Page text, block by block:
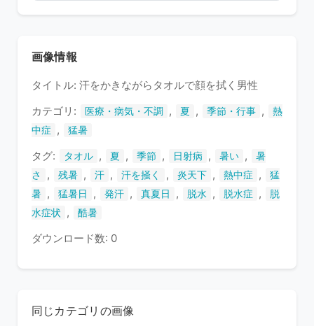
護
い
ま
画像情報
タイトル: 汗をかきながらタオルで顔を拭く男性
カテゴリ:
医療・病気・不調 , 夏 , 季節・行事 ,
熱
中症
, 猛暑
タグ: タオル , 夏 , 季節 , 日射病 , 暑い ,
暑
さ
, 残暑 , 汗 , 汗を掻く , 炎天下 , 熱中症 ,
猛
暑 , 猛暑日 , 発汗 , 真夏日 , 脱水 , 脱水症 ,
脱
水症状
, 酷暑
ダウンロード数: 0
同じカテゴリの画像